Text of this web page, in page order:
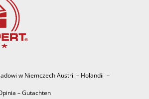
w Niemczech Austrii – Holandii –
– Gutachten